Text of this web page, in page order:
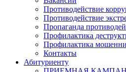
Противодействие
Противодействие
Пропаганда
Профилактика
Профилактика
Контакты
Абитуриенту